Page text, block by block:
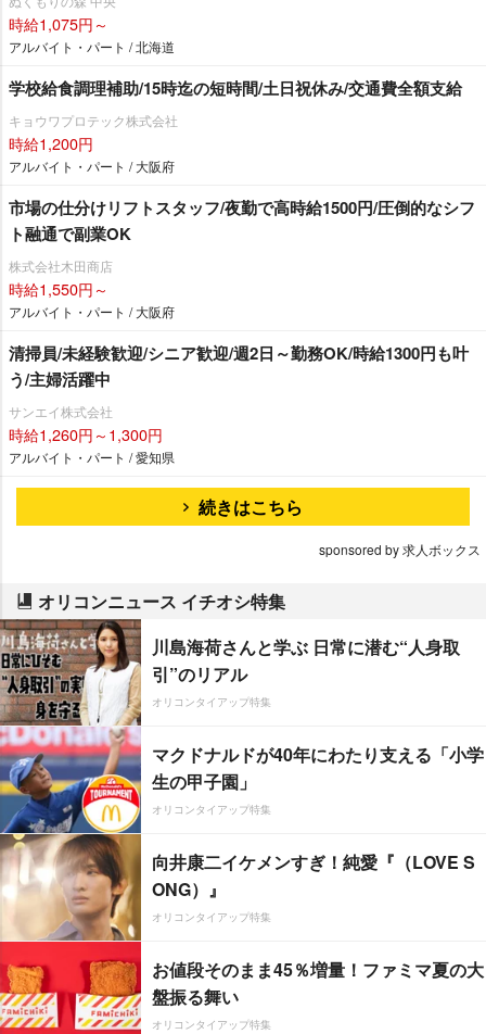
時給1,075円～
アルバイト・パート / 北海道
学校給食調理補助/15時迄の短時間/土日祝休み/交通費全額支給
キョウワプロテック株式会社
時給1,200円
アルバイト・パート / 大阪府
市場の仕分けリフトスタッフ/夜勤で高時給1500円/圧倒的なシフ
ト融通で副業OK
株式会社木田商店
時給1,550円～
アルバイト・パート / 大阪府
清掃員/未経験歓迎/シニア歓迎/週2日～勤務OK/時給1300円も叶
う/主婦活躍中
サンエイ株式会社
時給1,260円～1,300円
アルバイト・パート / 愛知県
続きはこちら
sponsored by 求人ボックス
オリコンニュース イチオシ特集
川島海荷さんと学ぶ 日常に潜む“人身取
引”のリアル
オリコンタイアップ特集
マクドナルドが40年にわたり支える「小学
生の甲子園」
オリコンタイアップ特集
向井康二イケメンすぎ！純愛『（LOVE S
ONG）』
オリコンタイアップ特集
お値段そのまま45％増量！ファミマ夏の大
盤振る舞い
オリコンタイアップ特集